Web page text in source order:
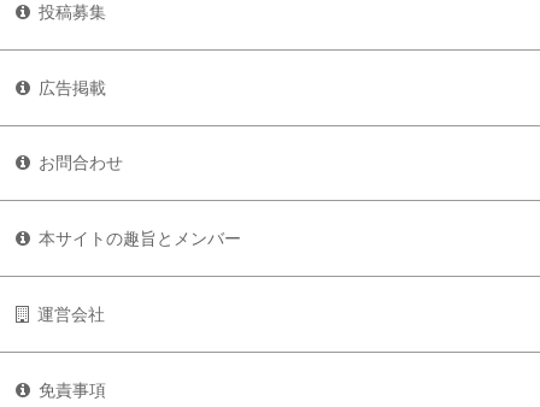
投稿募集
広告掲載
お問合わせ
本サイトの趣旨とメンバー
運営会社
免責事項